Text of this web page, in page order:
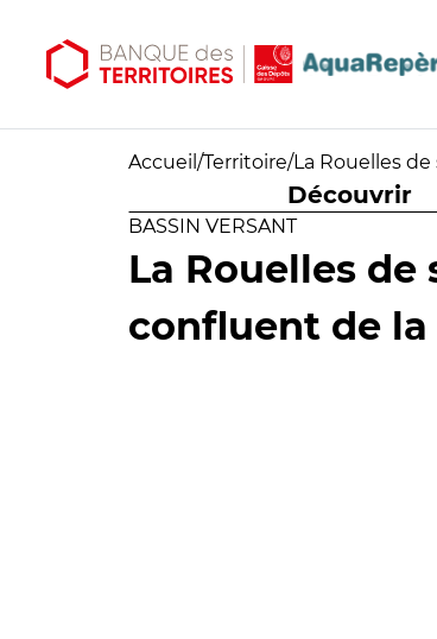
Accueil /Territoire/La Rouelles
Découvrir
BASSIN VERSANT
La Rouelles de
confluent de la